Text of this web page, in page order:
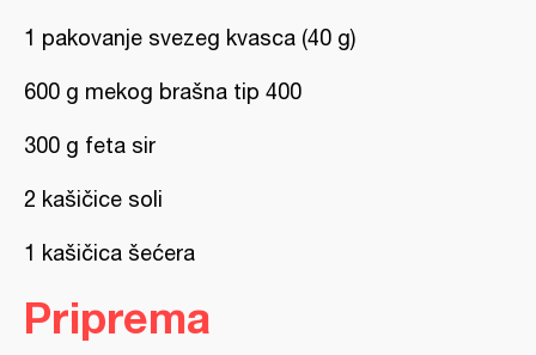
1 pakovanje svezeg kvasca (40 g)
600 g mekog brašna tip 400
300 g feta sir
2 kašičice soli
1 kašičica šećera
Priprema